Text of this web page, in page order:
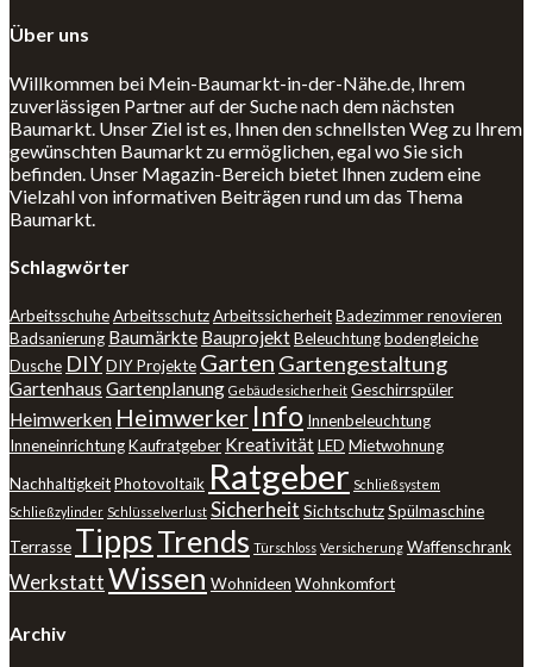
Über uns
Willkommen bei Mein-Baumarkt-in-der-Nähe.de, Ihrem
zuverlässigen Partner auf der Suche nach dem nächsten
Baumarkt. Unser Ziel ist es, Ihnen den schnellsten Weg zu Ihrem
gewünschten Baumarkt zu ermöglichen, egal wo Sie sich
befinden. Unser Magazin-Bereich bietet Ihnen zudem eine
Vielzahl von informativen Beiträgen rund um das Thema
Baumarkt.
Schlagwörter
ArbeitsschuheArbeitsschutzArbeitssicherheitBadezimmer renovieren
Badsanierung Baumärkte BauprojektBeleuchtungbodengleiche
Dusche DIYDIY Projekte Garten Gartengestaltung
Gartenhaus Gartenplanung Gebäudesicherheit Geschirrspüler
Heimwerken Heimwerker Info Innenbeleuchtung
InneneinrichtungKaufratgeber KreativitätLED Mietwohnung
NachhaltigkeitPhotovoltaik Ratgeber Schließsystem
Schließzylinder Schlüsselverlust Sicherheit SichtschutzSpülmaschine
Terrasse TippsTrends Türschloss Versicherung Waffenschrank
WerkstattWissen Wohnideen Wohnkomfort
Archiv